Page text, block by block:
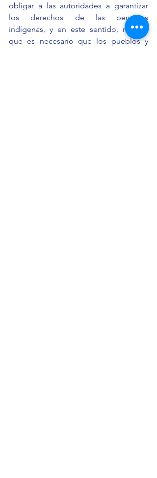
obligar a las autoridades a garantizar
los derechos de las personas
indígenas, y en este sentido, recalcó
que es necesario que los pueblos y